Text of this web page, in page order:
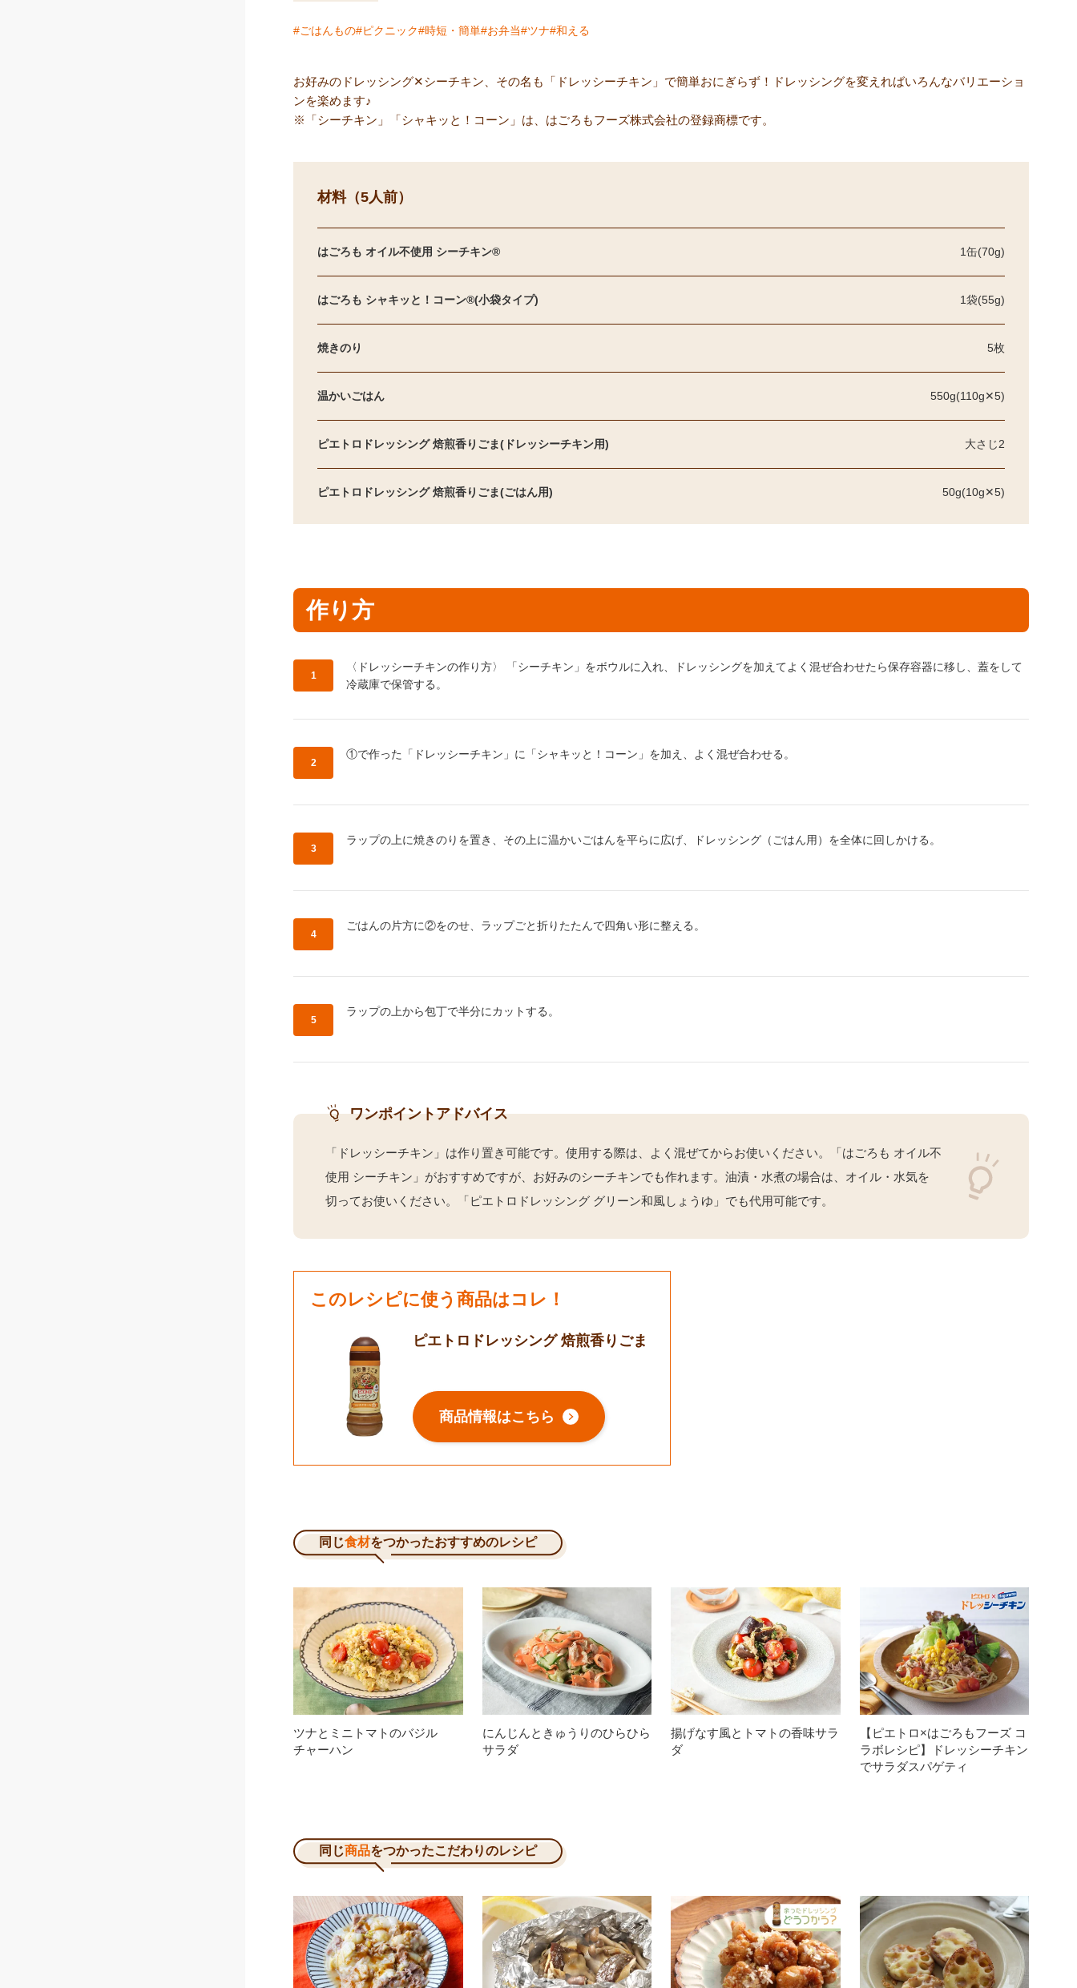
ごはんもの ピクニック 時短・簡単 お弁当 ツナ 和える
お好みのドレッシング✕シーチキン、その名も「ドレッシーチキン」で簡単おにぎらず！ドレッシングを変えればいろんなバリエーショ
ンを楽めます♪
※「シーチキン」「シャキッと！コーン」は、はごろもフーズ株式会社の登録商標です。
材料（5人前）
はごろも オイル不使用 シーチキン® 1缶(70g)
はごろも シャキッと！コーン®(小袋タイプ) 1袋(55g)
焼きのり 5枚
温かいごはん 550g(110g✕5)
ピエトロドレッシング 焙煎香りごま(ドレッシーチキン用) 大さじ2
ピエトロドレッシング 焙煎香りごま(ごはん用) 50g(10g✕5)
作り方
作り方1：
〈ドレッシーチキンの作り方〉 「シーチキン」をボウルに入れ、ドレッシングを加えてよく混ぜ合わせたら保存容器に移し、蓋をして
冷蔵庫で保管する。
作り方2：
①で作った「ドレッシーチキン」に「シャキッと！コーン」を加え、よく混ぜ合わせる。
作り方3：
ラップの上に焼きのりを置き、その上に温かいごはんを平らに広げ、ドレッシング（ごはん用）を全体に回しかける。
作り方4：
ごはんの片方に②をのせ、ラップごと折りたたんで四角い形に整える。
作り方5：
ラップの上から包丁で半分にカットする。
ワンポイントアドバイス
「ドレッシーチキン」は作り置き可能です。使用する際は、よく混ぜてからお使いください。「はごろも オイル不
使用 シーチキン」がおすすめですが、お好みのシーチキンでも作れます。油漬・水煮の場合は、オイル・水気を
切ってお使いください。「ピエトロドレッシング グリーン和風しょうゆ」でも代用可能です。
このレシピに使う商品はコレ！
ピエトロドレッシング 焙煎香りごま
商品情報はこちら
同じ食材をつかったおすすめのレシピ
ツナとミニトマトのバジル
チャーハン
にんじんときゅうりのひらひら
サラダ
揚げなす風とトマトの香味サラ
ダ
【ピエトロ×はごろもフーズ コ
ラボレシピ】ドレッシーチキン
でサラダスパゲティ
同じ商品をつかったこだわりのレシピ